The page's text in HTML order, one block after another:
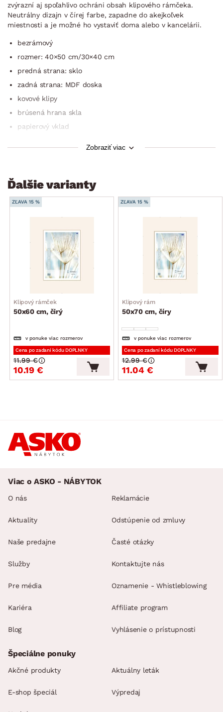
zvýrazní aj spoľahlivo ochráni obsah klipového rámčeka.
Neutrálny dizajn v čírej farbe, zapadne do akejkoľvek
miestnosti a je možné ho vystaviť doma alebo v kancelárii.
bezrámový
rozmer: 40×50 cm/30×40 cm
predná strana: sklo
zadná strana: MDF doska
kovové klipy
brúsená hrana skla
papierový vklad
Zobraziť viac
Ďalšie varianty
ZĽAVA 15 %
Klipový rámček
50x60 cm, čirý
v ponuke viac rozmerov
Cena po zadaní kódu DOPLNKY
10.19 €
11.99 €
ZĽAVA 15 %
Klipový rám
50x70 cm, číry
v ponuke viac rozmerov
Cena po zadaní kódu DOPLNKY
11.04 €
12.99 €
Viac o ASKO - NÁBYTOK
O nás
Aktuality
Naše predajne
Služby
Pre média
Kariéra
Blog
Reklamácie
Odstúpenie od zmluvy
Časté otázky
Kontaktujte nás
Oznamenie - Whistleblowing
Affiliate program
Vyhlásenie o prístupnosti
Špeciálne ponuky
Akčné produkty Aktuálny leták
E-shop špeciál Výpredaj